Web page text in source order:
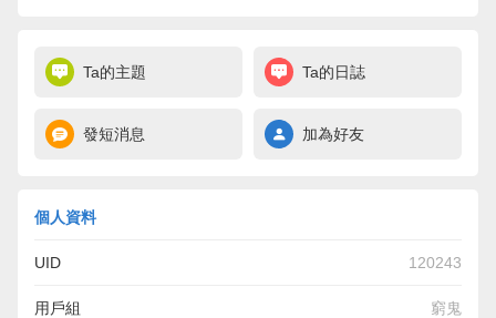
Ta的主題 Ta的日誌
發短消息 加為好友
個人資料
UID 120243
用戶組 窮鬼